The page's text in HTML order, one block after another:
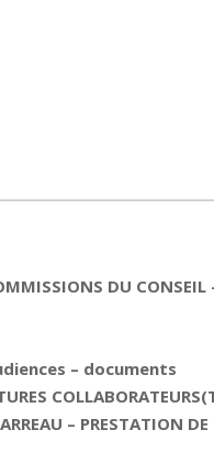
DU CONSEIL
– documents
– PRESTATION DE